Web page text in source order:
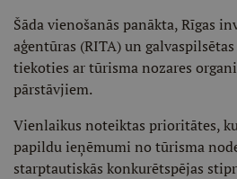
Šāda vienošanās panākta, Rīgas
aģentūras (RITA) un
tiekoties ar tūrisma nozares
pārstāvjiem.
Vienlaikus noteiktas prioritātes,
papildu ieņēmumi no tūrisma
starptautiskās konkurētspējas